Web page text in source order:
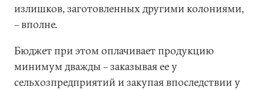
излишков, заготовленных другими колониями,
– вполне.
Бюджет при этом оплачивает продукцию
минимум дважды – заказывая ее у
сельхозпредприятий и закупая впоследствии у